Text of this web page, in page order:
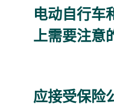
电动自行车
上需要注意
应接受保险